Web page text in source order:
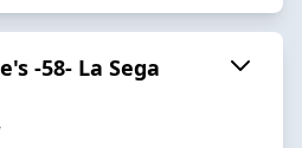
-58- La Sega